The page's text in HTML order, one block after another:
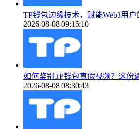
TP钱包边缘技术，赋能Web3用
2026-08-08 09:15:10
如何鉴别TP钱包真假视频？这份
2026-08-08 08:30:43